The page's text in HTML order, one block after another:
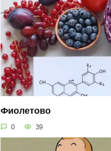
Фиолетово
0 39